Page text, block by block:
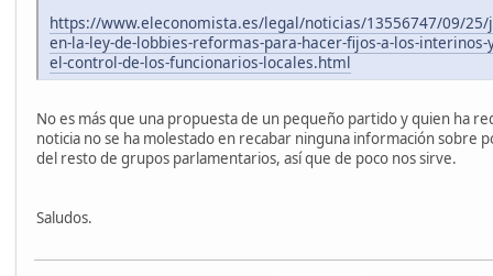
https://www.eleconomista.es/legal/noticias/13556747/09/25/
en-la-ley-de-lobbies-reformas-para-hacer-fijos-a-los-
el-control-de-los-funcionarios-locales.html
No es más que una propuesta de un pequeño partido y quien ha
noticia no se ha molestado en recabar ninguna información sobre
del resto de grupos parlamentarios, así que de poco nos sirve.
Saludos.